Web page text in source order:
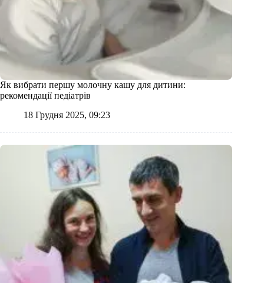
Як вибрати першу молочну кашу для дитини:
рекомендації педіатрів
18 Грудня 2025, 09:23